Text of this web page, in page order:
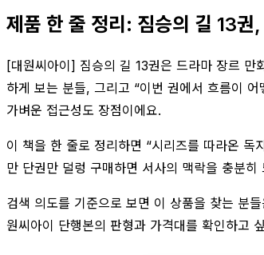
제품 한 줄 정리: 짐승의 길 13권
[대원씨아이] 짐승의 길 13권은 드라마 장르 만
하게 보는 분들, 그리고 “이번 권에서 흐름이
가벼운 접근성도 장점이에요.
이 책을 한 줄로 정리하면 “시리즈를 따라온
만 단권만 덜렁 구매하면 서사의 맥락을 충분
검색 의도를 기준으로 보면 이 상품을 찾는 분
원씨아이 단행본의 판형과 가격대를 확인하고